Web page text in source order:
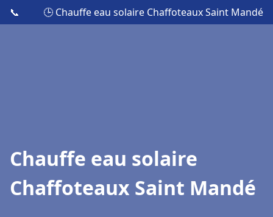
📞 🕒 Chauffe eau solaire Chaffoteaux Saint Mandé
Chauffe eau solaire
Chaffoteaux Saint Mandé